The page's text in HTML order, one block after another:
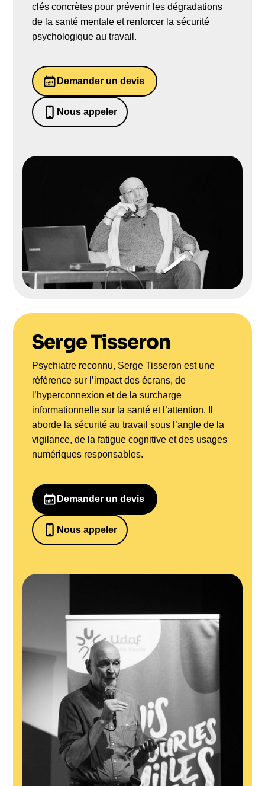
clés concrètes pour prévenir les dégradations
de la santé mentale et renforcer la sécurité
psychologique au travail.
Demander un devis
Nous appeler
0652698481
Serge Tisseron
Psychiatre reconnu, Serge Tisseron est une
référence sur l’impact des écrans, de
l’hyperconnexion et de la surcharge
informationnelle sur la santé et l’attention. Il
aborde la sécurité au travail sous l’angle de la
vigilance, de la fatigue cognitive et des usages
numériques responsables.
Demander un devis
Nous appeler
0652698481